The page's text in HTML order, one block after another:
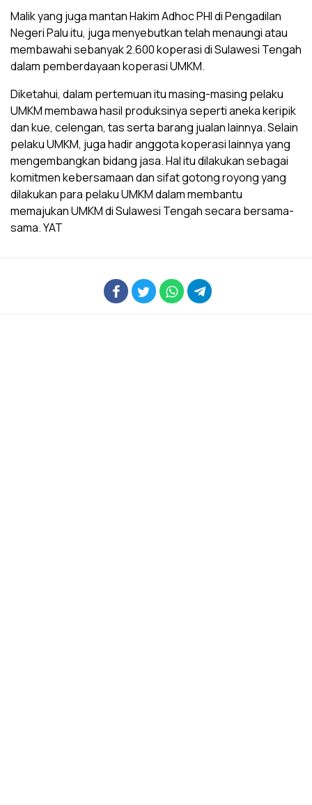
Malik yang juga mantan Hakim Adhoc PHI di Pengadilan
Negeri Palu itu, juga menyebutkan telah menaungi atau
membawahi sebanyak 2.600 koperasi di Sulawesi Tengah
dalam pemberdayaan koperasi UMKM.
Diketahui, dalam pertemuan itu masing-masing pelaku
UMKM membawa hasil produksinya seperti aneka keripik
dan kue, celengan, tas serta barang jualan lainnya. Selain
pelaku UMKM, juga hadir anggota koperasi lainnya yang
mengembangkan bidang jasa. Hal itu dilakukan sebagai
komitmen kebersamaan dan sifat gotong royong yang
dilakukan para pelaku UMKM dalam membantu
memajukan UMKM di Sulawesi Tengah secara bersama-
sama. YAT